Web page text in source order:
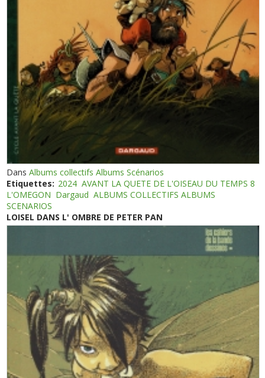
DansAlbums collectifs Albums Scénarios
Etiquettes: 2024 AVANT LA QUETE DE L'OISEAU DU TEMPS 8
L'OMEGON Dargaud ALBUMS COLLECTIFS ALBUMS
SCENARIOS
LOISEL DANS L' OMBRE DE PETER PAN